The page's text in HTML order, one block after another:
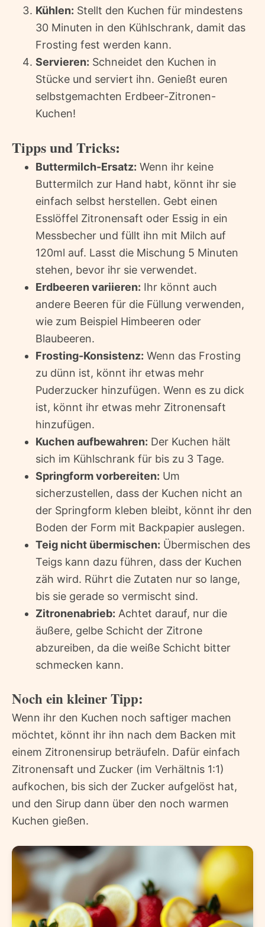
Kühlen: Stellt den Kuchen für mindestens
30 Minuten in den Kühlschrank, damit das
Frosting fest werden kann.
Servieren: Schneidet den Kuchen in
Stücke und serviert ihn. Genießt euren
selbstgemachten Erdbeer-Zitronen-
Kuchen!
Tipps und Tricks:
Buttermilch-Ersatz: Wenn ihr keine
Buttermilch zur Hand habt, könnt ihr sie
einfach selbst herstellen. Gebt einen
Esslöffel Zitronensaft oder Essig in ein
Messbecher und füllt ihn mit Milch auf
120ml auf. Lasst die Mischung 5 Minuten
stehen, bevor ihr sie verwendet.
Erdbeeren variieren: Ihr könnt auch
andere Beeren für die Füllung verwenden,
wie zum Beispiel Himbeeren oder
Blaubeeren.
Frosting-Konsistenz: Wenn das Frosting
zu dünn ist, könnt ihr etwas mehr
Puderzucker hinzufügen. Wenn es zu dick
ist, könnt ihr etwas mehr Zitronensaft
hinzufügen.
Kuchen aufbewahren: Der Kuchen hält
sich im Kühlschrank für bis zu 3 Tage.
Springform vorbereiten: Um
sicherzustellen, dass der Kuchen nicht an
der Springform kleben bleibt, könnt ihr den
Boden der Form mit Backpapier auslegen.
Teig nicht übermischen: Übermischen des
Teigs kann dazu führen, dass der Kuchen
zäh wird. Rührt die Zutaten nur so lange,
bis sie gerade so vermischt sind.
Zitronenabrieb: Achtet darauf, nur die
äußere, gelbe Schicht der Zitrone
abzureiben, da die weiße Schicht bitter
schmecken kann.
Noch ein kleiner Tipp:
Wenn ihr den Kuchen noch saftiger machen
möchtet, könnt ihr ihn nach dem Backen mit
einem Zitronensirup beträufeln. Dafür einfach
Zitronensaft und Zucker (im Verhältnis 1:1)
aufkochen, bis sich der Zucker aufgelöst hat,
und den Sirup dann über den noch warmen
Kuchen gießen.